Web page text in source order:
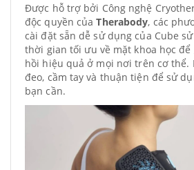
Được hỗ trợ bởi Công nghệ
độc quyền củaTherabody, các
cài đặt sẵn dễ sử dụng của Cube
thời gian tối ưu về mặt khoa học
hồi hiệu quả ở mọi nơi trên cơ thể.
đeo, cầm tay và thuận tiện để sử
bạn cần.